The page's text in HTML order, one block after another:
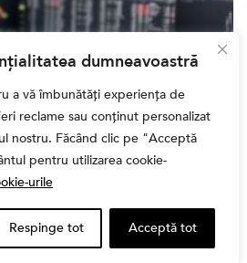
dumneavoastră
a vă îmbunătăți experiența de
reclame sau conținut personalizat
nostru. Făcând clic pe "Acceptă
pentru utilizarea cookie-
urile
Respinge tot Acceptă tot
din portofoliu: Cele 7 motive
emoționale (ghid 2026)